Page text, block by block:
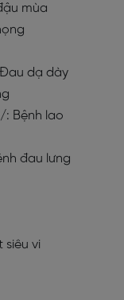
mùa
dạ dày
: Bệnh lao
đau lưng
siêu vi